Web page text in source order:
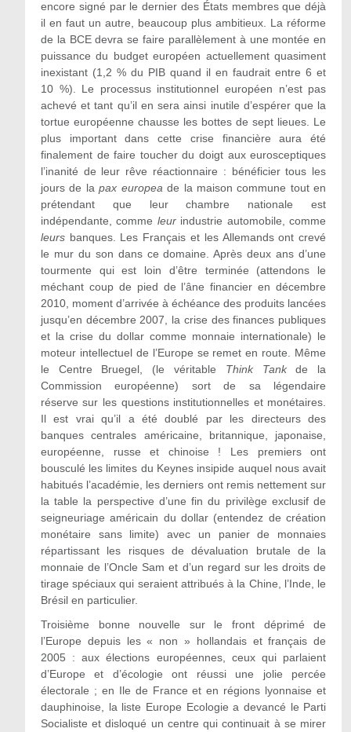
encore signé par le dernier des États membres que déjà
il en faut un autre, beaucoup plus ambitieux. La réforme
de la BCE devra se faire parallèlement à une montée en
puissance du budget européen actuellement quasiment
inexistant (1,2 % du PIB quand il en faudrait entre 6 et
10 %). Le processus institutionnel européen n’est pas
achevé et tant qu’il en sera ainsi inutile d’espérer que la
tortue européenne chausse les bottes de sept lieues. Le
plus important dans cette crise financière aura été
finalement de faire toucher du doigt aux eurosceptiques
l’inanité de leur rêve réactionnaire : bénéficier tous les
jours de lapax europea de la maison commune tout en
prétendant que leur chambre nationale est
indépendante, comme leurindustrie automobile, comme
leursbanques. Les Français et les Allemands ont crevé
le mur du son dans ce domaine. Après deux ans d’une
tourmente qui est loin d’être terminée (attendons le
méchant coup de pied de l’âne financier en décembre
2010, moment d’arrivée à échéance des produits lancées
jusqu’en décembre 2007, la crise des finances publiques
et la crise du dollar comme monnaie internationale) le
moteur intellectuel de l’Europe se remet en route. Même
le Centre Bruegel, (le véritable Think Tankde la
Commission européenne) sort de sa légendaire
réserve sur les questions institutionnelles et monétaires.
Il est vrai qu’il a été doublé par les directeurs des
banques centrales américaine, britannique, japonaise,
européenne, russe et chinoise ! Les premiers ont
bousculé les limites du Keynes insipide auquel nous avait
habitués l’académie, les derniers ont remis nettement sur
la table la perspective d’une fin du privilège exclusif de
seigneuriage américain du dollar (entendez de création
monétaire sans limite) avec un panier de monnaies
répartissant les risques de dévaluation brutale de la
monnaie de l’Oncle Sam et d’un regard sur les droits de
tirage spéciaux qui seraient attribués à la Chine, l’Inde, le
Brésil en particulier.
Troisième bonne nouvelle sur le front déprimé de
l’Europe depuis les « non » hollandais et français de
2005 : aux élections européennes, ceux qui parlaient
d’Europe et d’écologie ont réussi une jolie percée
électorale ; en Ile de France et en régions lyonnaise et
dauphinoise, la liste Europe Ecologie a devancé le Parti
Socialiste et disloqué un centre qui continuait à se mirer